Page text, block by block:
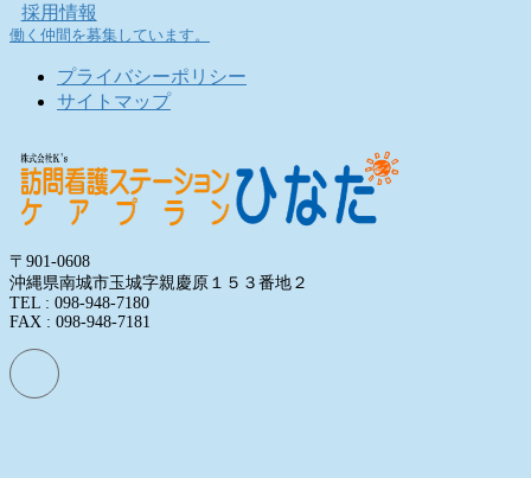
採用情報
働く仲間を募集しています。
プライバシーポリシー
サイトマップ
〒901-0608
沖縄県南城市玉城字親慶原１５３番地２
TEL : 098-948-7180
FAX : 098-948-7181